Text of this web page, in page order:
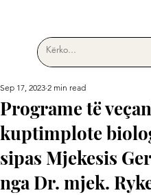
Programe të
kuptimplote
sipas Mjekesis
nga Dr. mjek.
Sep 17, 2023 2 min read